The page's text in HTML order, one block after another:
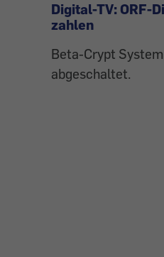
Digital-TV: ORF-
zahlen
Beta-Crypt
abgeschaltet.